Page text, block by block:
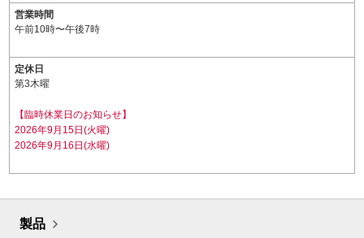
営業時間
午前10時〜午後7時
定休日
第3木曜
【臨時休業日のお知らせ】
2026年9月15日(火曜)
2026年9月16日(水曜)
製品